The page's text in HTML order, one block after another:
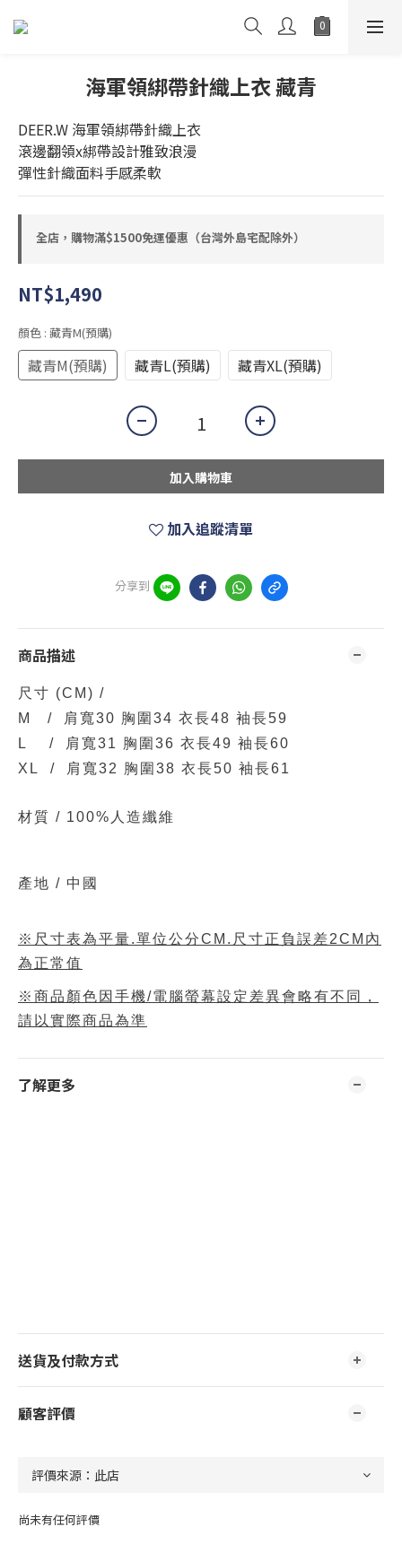
海軍領綁帶針織上衣 藏青
DEER.W 海軍領綁帶針織上衣
滾邊翻領x綁帶設計雅致浪漫
彈性針織面料手感柔軟
全店，購物滿$1500免運優惠（台灣外島宅配除外）
NT$1,490
顏色 : 藏青M(預購)
藏青M(預購) 藏青L(預購) 藏青XL(預購)
加入購物車
加入追蹤清單
分享到
商品描述
尺寸 (CM) /
M / 肩寬30 胸圍34 衣長48 袖長59
L / 肩寬31 胸圍36 衣長49 袖長60
XL / 肩寬32 胸圍38 衣長50 袖長61
材質 / 100%人造纖維
產地 / 中國
※尺寸表為平量.單位公分CM.尺寸正負誤差2CM內
為正常值
※商品顏色因手機/電腦螢幕設定差異會略有不同，
請以實際商品為準
了解更多
送貨及付款方式
顧客評價
尚未有任何評價